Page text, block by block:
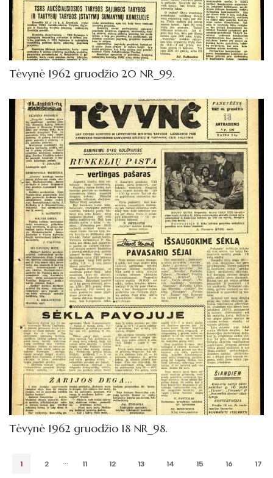
Tėvynė 1962 gruodžio 20 NR_99.
Tėvynė 1962 gruodžio 18 NR_98.
1 2 11 12 13 14 15 16 17